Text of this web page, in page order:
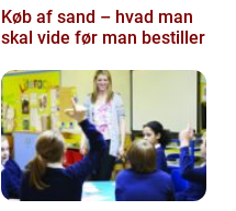
Køb af sand – hvad man
skal vide før man bestiller